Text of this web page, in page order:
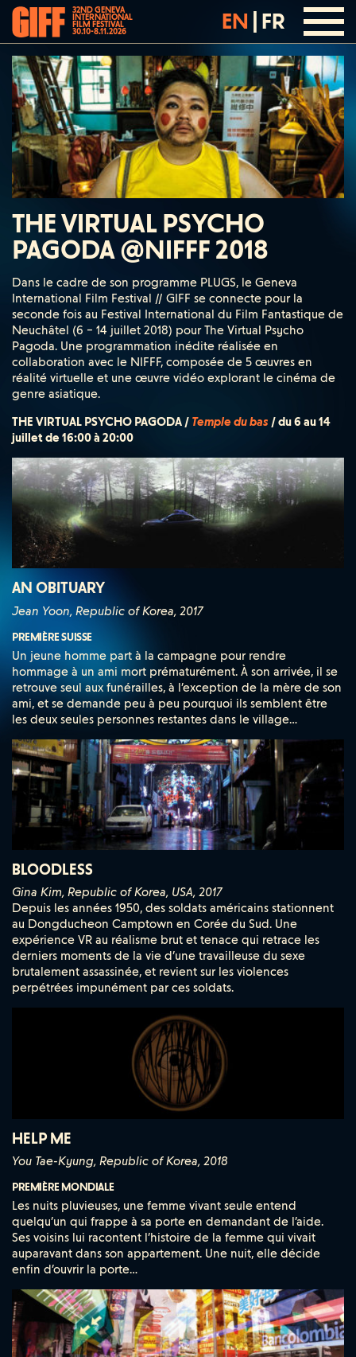
32ND GENEVA
INTERNATIONAL
FILM FESTIVAL
30.10-8.11.2026 EN FR
THE VIRTUAL PSYCHO
PAGODA @NIFFF 2018
Dans le cadre de son programme PLUGS, le Geneva
International Film Festival // GIFF se connecte pour la
seconde fois au Festival International du Film Fantastique de
Neuchâtel (6 – 14 juillet 2018) pour The Virtual Psycho
Pagoda. Une programmation inédite réalisée en
collaboration avec le NIFFF, composée de 5 œuvres en
réalité virtuelle et une œuvre vidéo explorant le cinéma de
genre asiatique.
THE VIRTUAL PSYCHO PAGODA / Temple du bas / du 6 au 14
juillet de 16:00 à 20:00
AN OBITUARY
Jean Yoon, Republic of Korea, 2017
PREMIÈRE SUISSE
Un jeune homme part à la campagne pour rendre
hommage à un ami mort prématurément. À son arrivée, il se
retrouve seul aux funérailles, à l’exception de la mère de son
ami, et se demande peu à peu pourquoi ils semblent être
les deux seules personnes restantes dans le village…
BLOODLESS
Gina Kim, Republic of Korea, USA, 2017
Depuis les années 1950, des soldats américains stationnent
au Dongducheon Camptown en Corée du Sud. Une
expérience VR au réalisme brut et tenace qui retrace les
derniers moments de la vie d’une travailleuse du sexe
brutalement assassinée, et revient sur les violences
perpétrées impunément par ces soldats.
HELP ME
You Tae-Kyung, Republic of Korea, 2018
PREMIÈRE MONDIALE
Les nuits pluvieuses, une femme vivant seule entend
quelqu’un qui frappe à sa porte en demandant de l’aide.
Ses voisins lui racontent l’histoire de la femme qui vivait
auparavant dans son appartement. Une nuit, elle décide
enfin d’ouvrir la porte…